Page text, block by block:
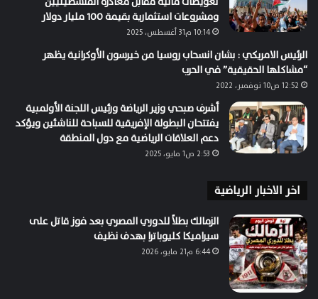
ومشروعات استثمارية بقيمة 100 مليار دولار
10:14 م31 أغسطس، 2025
الرئيس الامريكي : بشان انسحاب روسيا من خيرسون الأوكرانية يظهر
“مشاكلها الحقيقية” في الحرب
12:52 ص10 نوفمبر، 2022
أشرف صبحي وزير الرياضة ورئيس اللجنة الأولمبية
يفتتحان البطولة الإفريقية للسباحة للناشئين ويؤكد
دعم العلاقات الرياضية مع دول المنطقة
2:53 ص1 مايو، 2025
اخر الاخبار الرياضية
الزمالك بطلاً للدوري المصري بعد فوز قاتل على
سيراميكا كليوباترا بهدف نظيف
6:44 م21 مايو، 2026